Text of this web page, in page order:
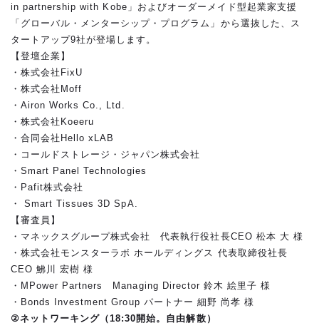
in partnership with Kobe」およびオーダーメイド型起業家支援
「グローバル・メンターシップ・プログラム」から選抜した、ス
タートアップ9社が登場します。
【登壇企業】
・株式会社FixU
・株式会社Moff
・Airon Works Co., Ltd.
・株式会社Koeeru
・合同会社Hello xLAB
・コールドストレージ・ジャパン株式会社
・Smart Panel Technologies
・Pafit株式会社
・ Smart Tissues 3D SpA.
【審査員】
・マネックスグループ株式会社 代表執行役社長CEO 松本 大 様
・株式会社モンスターラボ ホールディングス 代表取締役社長
CEO 鮄川 宏樹 様
・MPower Partners Managing Director 鈴木 絵里子 様
・Bonds Investment Group パートナー 細野 尚孝 様
②ネットワーキング（18:30開始。自由解散）